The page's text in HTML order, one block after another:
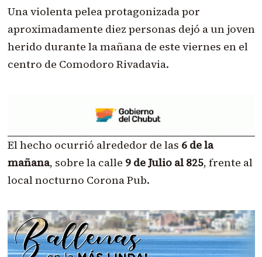
Una violenta pelea protagonizada por
aproximadamente diez personas dejó a un joven
herido durante la mañana de este viernes en el
centro de Comodoro Rivadavia.
El hecho ocurrió alrededor de las 6 de la
mañana, sobre la calle 9 de Julio al 825, frente al
local nocturno Corona Pub.